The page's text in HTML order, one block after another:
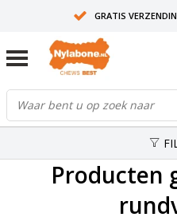
GRATIS
Producten